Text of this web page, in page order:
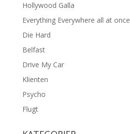
Hollywood Galla
Everything Everywhere all at once
Die Hard
Belfast
Drive My Car
Klienten
Psycho
Flugt